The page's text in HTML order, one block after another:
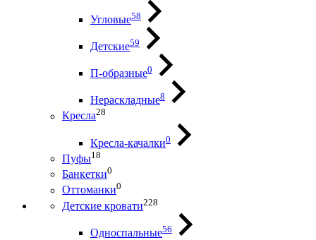
Угловые58
Детские59
П-образные0
Нераскладные8
Кресла28
Кресла-качалки0
Пуфы18
Банкетки0
Оттоманки0
Детские кровати228
Односпальные56